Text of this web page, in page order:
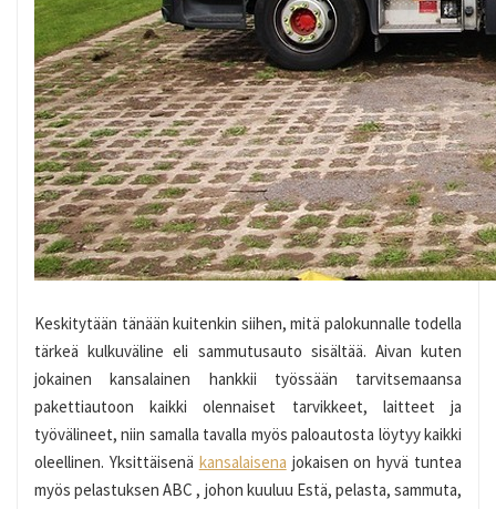
Keskitytään tänään kuitenkin siihen, mitä palokunnalle todella
tärkeä kulkuväline eli sammutusauto sisältää. Aivan kuten
jokainen kansalainen hankkii työssään tarvitsemaansa
pakettiautoon kaikki olennaiset tarvikkeet, laitteet ja
työvälineet, niin samalla tavalla myös paloautosta löytyy kaikki
oleellinen. Yksittäisenä kansalaisena jokaisen on hyvä tuntea
myös pelastuksen ABC , johon kuuluu Estä, pelasta, sammuta,